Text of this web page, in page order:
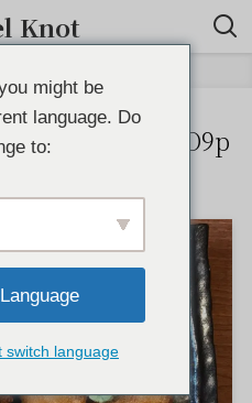
Knot
might be
language. Do
to:
switch language